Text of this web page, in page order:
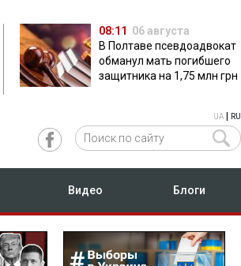
08:11 06 августа
В Полтаве псевдоадвокат
обманул мать погибшего
защитника на 1,75 млн грн
UA RU
Видео Блоги